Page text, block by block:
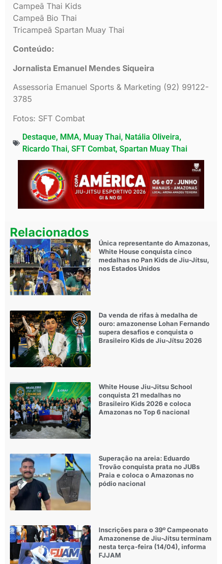
Campeã Thai Kids
Campeã Bio Thai
Tricampeã Spartan Muay Thai
Conteúdo:
Jornalista Emanuel Mendes Siqueira
Assessoria Emanuel Sports & Marketing (92) 99122-
3785
Fotos: SFT Combat
Destaque, MMA, Muay Thai, Natália Oliveira,
Ricardo Thai, SFT Combat, Spartan Muay Thai
Relacionados
Única representante do Amazonas,
White House conquista cinco
medalhas no Pan Kids de Jiu-Jítsu,
nos Estados Unidos
Da venda de rifas à medalha de
ouro: amazonense Lohan Fernando
supera desafios e conquista o
Brasileiro Kids de Jiu-Jítsu 2026
White House Jiu-Jitsu School
conquista 21 medalhas no
Brasileiro Kids 2026 e coloca
Amazonas no Top 6 nacional
Superação na areia: Eduardo
Trovão conquista prata no JUBs
Praia e coloca o Amazonas no
pódio nacional
Inscrições para o 39º Campeonato
Amazonense de Jiu-Jítsu terminam
nesta terça-feira (14/04), informa
FJJAM